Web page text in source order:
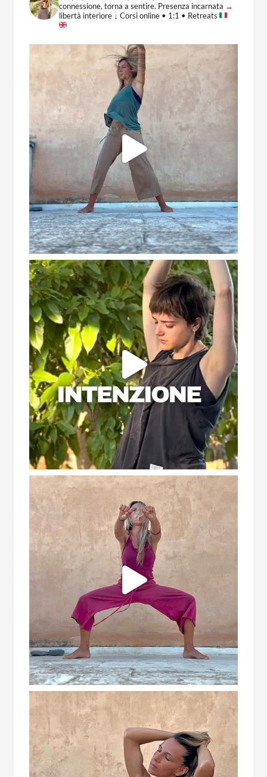
connessione, torna a sentire. Presenza incarnata →
libertà interiore↓ Corsi online • 1:1 • Retreats
CONSAPEVOLEZZA E CONNESSIONE
Iscriviti alla nostra newsletter per ricevere
ispirazioni, notizie sui prossimi ritiri ed